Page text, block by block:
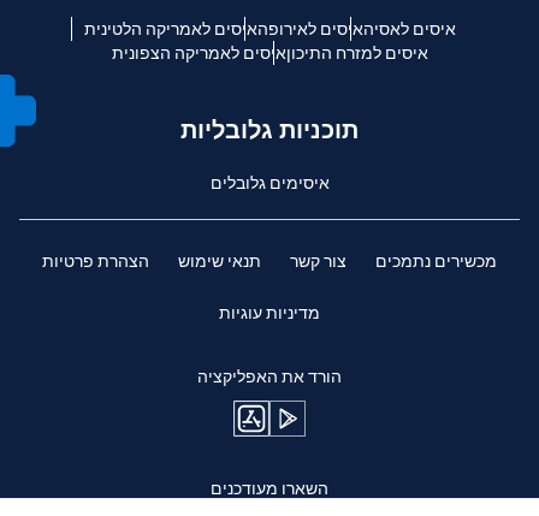
איסים לאסיהאיסים לאירופהאיסים לאמריקה הלטינית
איסים למזרח התיכוןאיסים לאמריקה הצפונית
תוכניות גלובליות
איסימים גלובלים
מכשירים נתמכים צור קשר תנאי שימוש הצהרת פרטיות
מדיניות עוגיות
הורד את האפליקציה
השארו מעודכנים